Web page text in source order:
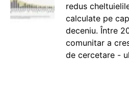
redus
calculate pe
deceniu. Între
comunitar a
de cercetare -